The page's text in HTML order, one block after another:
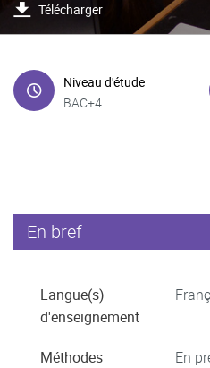
Télécharger
Niveau d'étude
BAC+4
En bref
Langue(s)
d'enseignement
Méthodes
En